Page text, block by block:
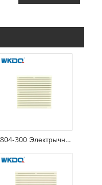
9804-300 Электрычная шафа Паветраны фільтр, рашотка, жалюзі, вентылятар, вентылятар, электрычная панэль, вентылятар, вечка аканіц